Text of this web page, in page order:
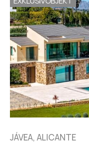
JÁVEA, ALICANTE